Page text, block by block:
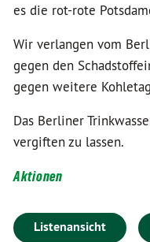
es die rot-rote
Wir verlangen vom
gegen den
gegen weitere
Das Berliner
vergiften zu lassen.
Aktionen
Listenansicht